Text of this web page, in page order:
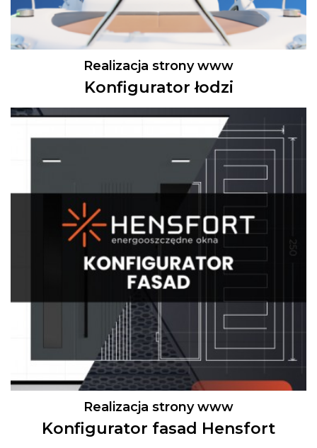
Realizacja strony www
Konfigurator łodzi
Realizacja strony www
Konfigurator fasad Hensfort